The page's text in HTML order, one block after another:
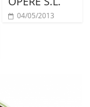
04/05/2013